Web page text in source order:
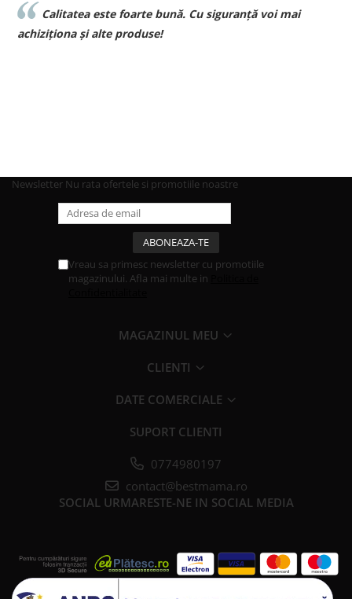
Calitatea este foarte bună. Cu siguranță voi mai
achiziționa și alte produse!
Newsletter Nu rata ofertele si promotiile noastre
Vreau sa primesc newsletter cu promotiile
magazinului. Afla mai multe in
MAGAZINUL MEU
CLIENTI
DATE COMERCIALE
SUPORT CLIENTI
0774980197
contact@bestmama.ro
SOCIAL URMARESTE-NE IN SOCIAL MEDIA